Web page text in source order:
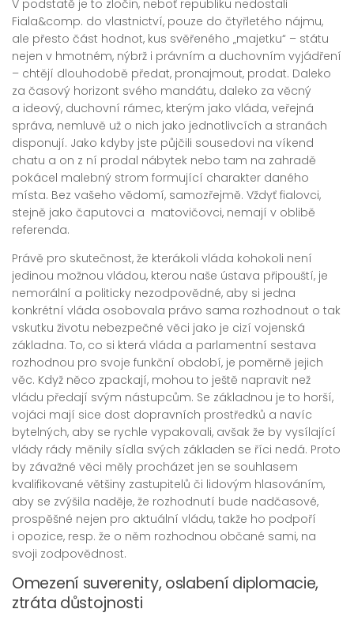
V podstatě je to zločin, neboť republiku nedostali
Fiala&comp. do vlastnictví, pouze do čtyřletého nájmu,
ale přesto část hodnot, kus svěřeného „majetku“ – státu
nejen v hmotném, nýbrž i právním a duchovním vyjádření
– chtějí dlouhodobě předat, pronajmout, prodat. Daleko
za časový horizont svého mandátu, daleko za věcný
a ideový, duchovní rámec, kterým jako vláda, veřejná
správa, nemluvě už o nich jako jednotlivcích a stranách
disponují. Jako kdyby jste půjčili sousedovi na víkend
chatu a on z ní prodal nábytek nebo tam na zahradě
pokácel malebný strom formující charakter daného
místa. Bez vašeho vědomí, samozřejmě. Vždyť fialovci,
stejně jako čaputovci a matovičovci, nemají v oblibě
referenda.
Právě pro skutečnost, že kterákoli vláda kohokoli není
jedinou možnou vládou, kterou naše ústava připouští, je
nemorální a politicky nezodpovědné, aby si jedna
konkrétní vláda osobovala právo sama rozhodnout o tak
vskutku životu nebezpečné věci jako je cizí vojenská
základna. To, co si která vláda a parlamentní sestava
rozhodnou pro svoje funkční období, je poměrně jejich
věc. Když něco zpackají, mohou to ještě napravit než
vládu předají svým nástupcům. Se základnou je to horší,
vojáci mají sice dost dopravních prostředků a navíc
bytelných, aby se rychle vypakovali, avšak že by vysílající
vlády rády měnily sídla svých základen se říci nedá. Proto
by závažné věci měly procházet jen se souhlasem
kvalifikované většiny zastupitelů či lidovým hlasováním,
aby se zvýšila naděje, že rozhodnutí bude nadčasové,
prospěšné nejen pro aktuální vládu, takže ho podpoří
i opozice, resp. že o něm rozhodnou občané sami, na
svoji zodpovědnost.
Omezení suverenity, oslabení diplomacie,
ztráta důstojnosti